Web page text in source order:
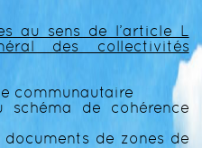
au sens de l’article L
des collectivités
communautaire
de cohérence
de zones de